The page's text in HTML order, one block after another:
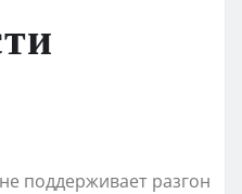
поддерживает разгон